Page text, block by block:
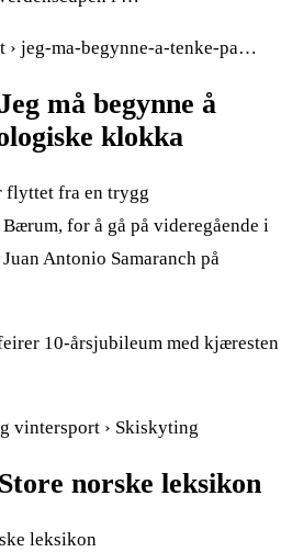
› jeg-ma-begynne-a-tenke-pa…
må begynne å
klokka
flyttet fra en trygg
for å gå på videregående i
Antonio Samaranch på
10-årsjubileum med kjæresten
vintersport › Skiskyting
norske leksikon
leksikon